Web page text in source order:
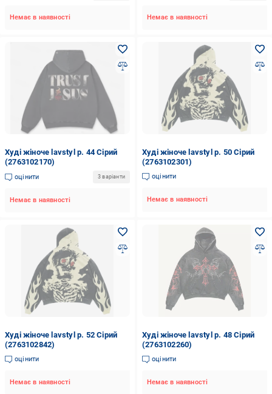
Немає в наявності Немає в наявності
Худі жіноче lavstyl р. 44 Сірий
(2763102170)
оцінити 3 варіанти
Немає в наявності
Худі жіноче lavstyl р. 50 Сірий
(2763102301)
оцінити
Немає в наявності
Худі жіноче lavstyl р. 52 Сірий
(2763102842)
оцінити
Немає в наявності
Худі жіноче lavstyl р. 48 Сірий
(2763102260)
оцінити
Немає в наявності